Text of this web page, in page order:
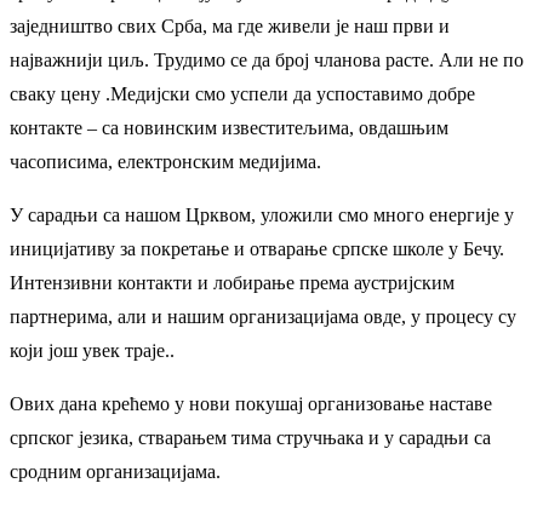
заједништво свих Срба, ма где живели је наш први и
најважнији циљ. Трудимо се да број чланова расте. Али не по
сваку цену .Медијски смо успели да успоставимо добре
контакте – са новинским известитељима, овдашњим
часописима, електронским медијима.
У сарадњи са нашом Црквом, уложили смо много енергије у
иницијативу за покретање и отварање српске школе у Бечу.
Интензивни контакти и лобирање према аустријским
партнерима, али и нашим организацијама овде, у процесу су
који још увек траје..
Ових дана крећемо у нови покушај организовање наставе
српског језика, стварањем тима стручњака и у сарадњи са
сродним организацијама.